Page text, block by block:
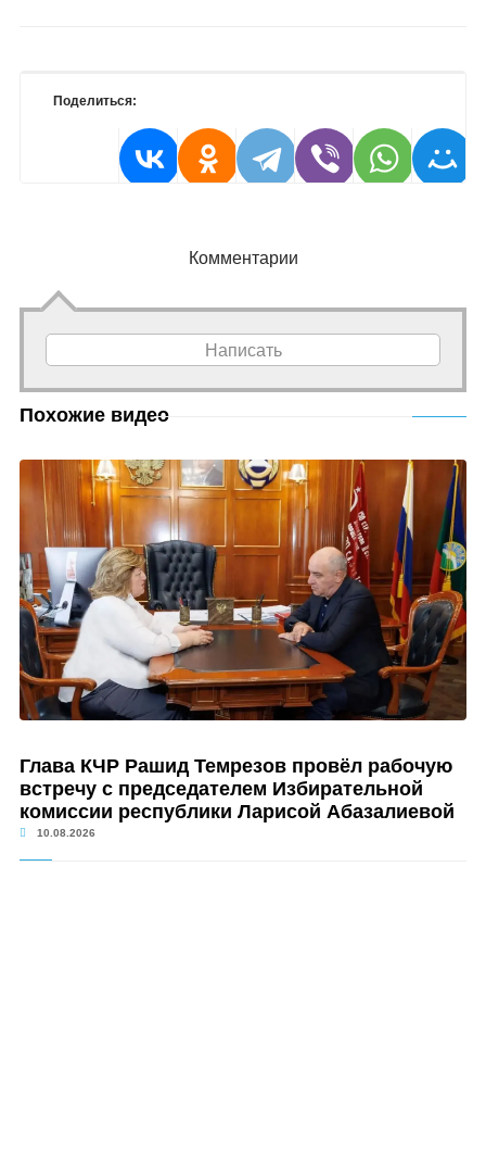
Поделиться:
Комментарии
Написать
Похожие видео
Глава КЧР Рашид Темрезов провёл рабочую
встречу с председателем Избирательной
комиссии республики Ларисой Абазалиевой
10.08.2026